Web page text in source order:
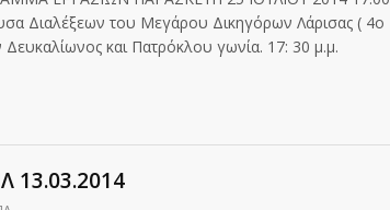
Διαλέξεων του Μεγάρου Δικηγόρων Λάρισας ( 4ο
και Πατρόκλου γωνία. 17: 30 μ.μ.
13.03.2014